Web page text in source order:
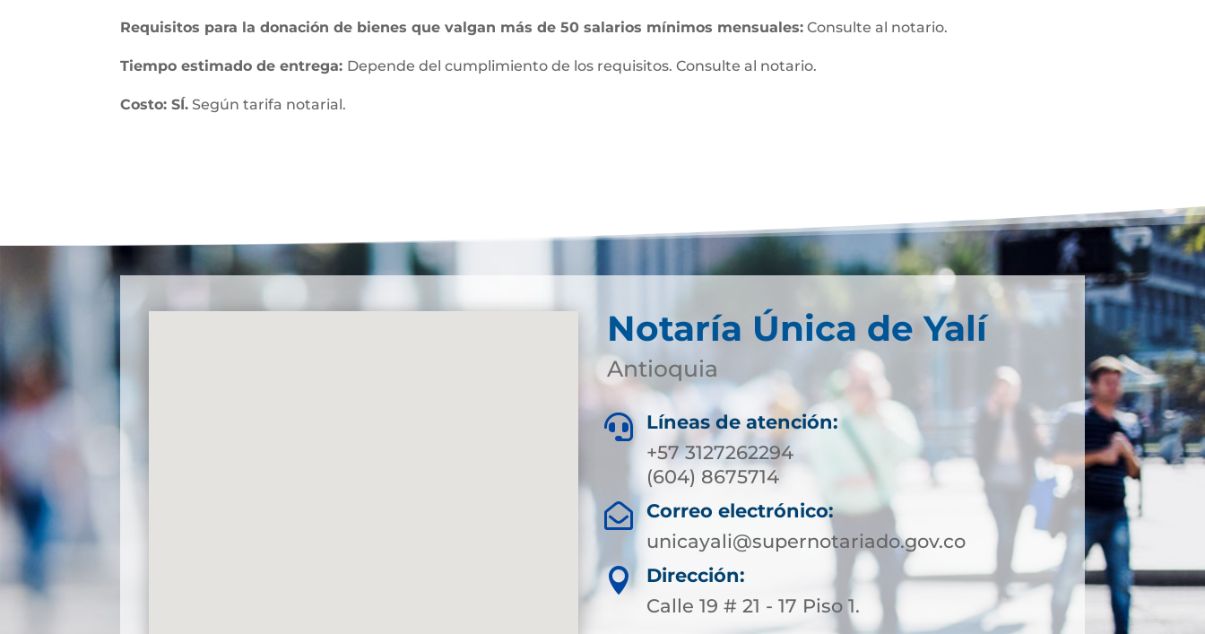
Requisitos para la donación de bienes que valgan más de 50 salarios mínimos mensuales: Consulte al notario.
Tiempo estimado de entrega: Depende del cumplimiento de los requisitos. Consulte al notario.
Costo: SÍ. Según tarifa notarial.
Notaría Única de Yalí
Antioquia

Líneas de atención:
+57 3127262294
(604) 8675714

Correo electrónico:
unicayali@supernotariado.gov.co

Dirección:
Calle 19 # 21 - 17 Piso 1.